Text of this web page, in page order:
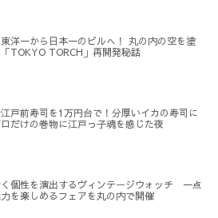
洋一から日本一のビルへ！ 丸の内の空を塗
「TOKYO TORCH」再開発秘話
戸前寿司を1万円台で！分厚いイカの寿司に
だけの巻物に江戸っ子魂を感じた夜
く個性を演出するヴィンテージウォッチ 一点
を楽しめるフェアを丸の内で開催